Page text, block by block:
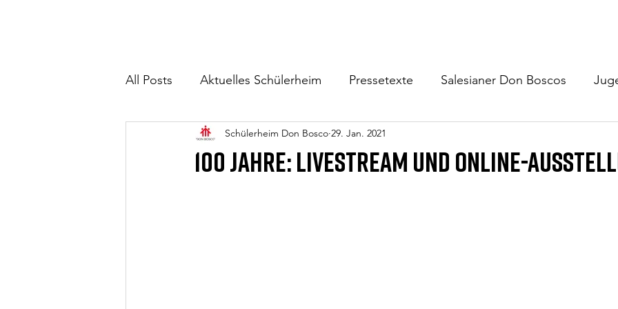
All Posts Aktuelles Schülerheim Pressetexte Salesianer Don Boscos
100 Jahre: Livestream und Online-
Schülerheim Don Bosco 29. Jan. 2021